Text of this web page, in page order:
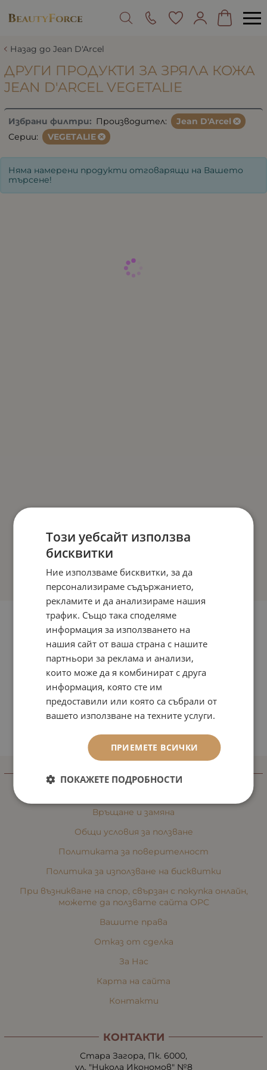
Назад до Jean D'Arcel
ДРУГИ ПРОДУКТИ ЗА ЗРЯЛА КОЖА
JEAN D'ARCEL VEGETALIE
Избрани филтри: Производител:
Jean D'Arcel
Серии:
VEGETALIE
Няма намерени продукти отговарящи на Вашето
търсене!
ИНФОРМАЦИЯ
Връщане и замяна
Общи условия за ползване
Политиката за поверителност
Политика за използване на бисквитки
При възникване на спор, свързан с покупка онлайн,
можете да ползвате сайта ОРС
Вашите права
Отказ от сделка
За Нас
Карта на сайта
Контакти
КОНТАКТИ
Стара Загора, Пк. 6000,
ул. "Никола Икономов" №8
Този уебсайт използва
бисквитки
Ние използваме бисквитки, за да
персонализираме съдържанието,
рекламите и да анализираме нашия
трафик. Също така споделяме
информация за използването на
нашия сайт от ваша страна с нашите
партньори за реклама и анализи,
които може да я комбинират с друга
информация, която сте им
предоставили или която са събрали от
вашето използване на техните услуги.
ПРИЕМЕТЕ ВСИЧКИ
ПОКАЖЕТЕ ПОДРОБНОСТИ